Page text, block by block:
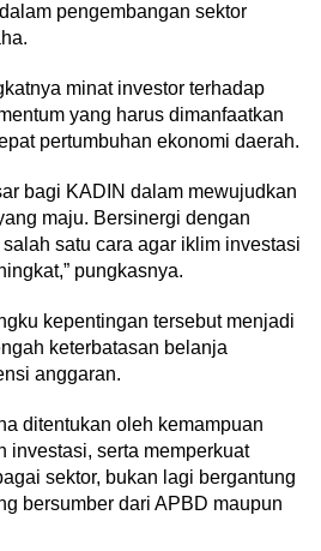
pengembangan sektor
minat investor terhadap
yang harus dimanfaatkan
pertumbuhan ekonomi daerah.
bagi KADIN dalam mewujudkan
maju. Bersinergi dengan
satu cara agar iklim investasi
pungkasnya.
kepentingan tersebut menjadi
keterbatasan belanja
anggaran.
ditentukan oleh kemampuan
investasi, serta memperkuat
sektor, bukan lagi bergantung
bersumber dari APBD maupun